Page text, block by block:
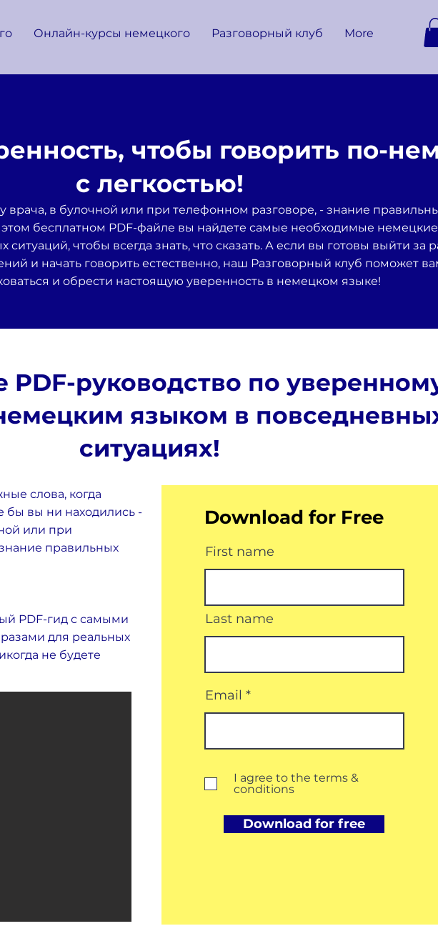
Онлайн-курсы немецкого Разговорный клуб More
чтобы говорить по-
с легкостью!
врача, в булочной или при телефонном разговоре, - знание
бесплатном PDF-файле вы найдете самые необходимые
чтобы всегда знать, что сказать. А если вы готовы выйти за
и начать говорить естественно, наш Разговорный клуб поможет
и обрести настоящую уверенность в немецком языке!
PDF-руководство по
языком в
ситуациях!
слова, когда
бы вы ни находились -
или при
правильных
PDF-гид с самыми
для реальных
не будете
Download for Free
First name
Last name
Email
I agree to the terms &
conditions
Download for free